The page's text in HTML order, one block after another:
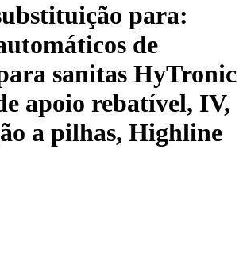
para:
de
sanitas HyTronic
apoio rebatível, IV,
a pilhas, Highline